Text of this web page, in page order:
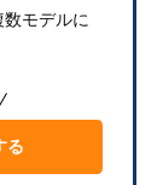
モデルに
る